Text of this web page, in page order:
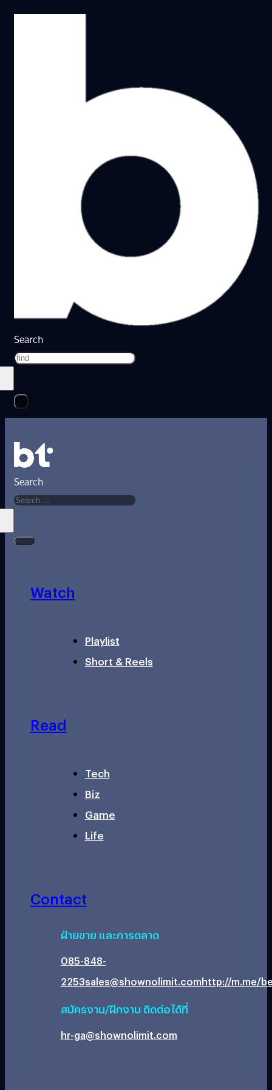
Search
Search
Watch
Playlist
Short & Reels
Read
Tech
Biz
Game
Life
Contact
ฝ่ายขาย และการตลาด
085-848-
2253sales@shownolimit.comhttp://m.me/
สมัครงาน/ฝึกงาน ติดต่อได้ที่
hr-ga@shownolimit.com